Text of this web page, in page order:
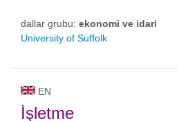
dallar grubu: ekonomi ve idari
University of Suffolk
EN
İşletme